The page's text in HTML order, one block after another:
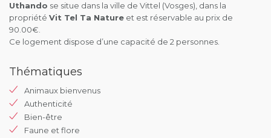
Uthando se situe dans la ville de Vittel (Vosges), dans la
propriété Vit Tel Ta Nature et est réservable au prix de
90.00€.
Ce logement dispose d’une capacité de 2 personnes.
Thématiques
Animaux bienvenus
Authenticité
Bien-être
Faune et flore